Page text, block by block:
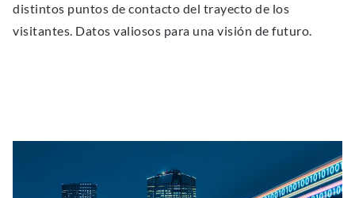
distintos puntos de contacto del trayecto de los
visitantes. Datos valiosos para una visión de futuro.